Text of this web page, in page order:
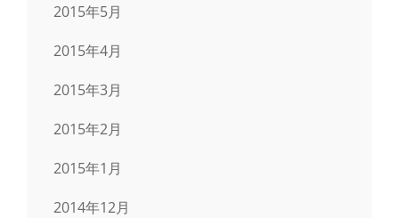
2015年5月
2015年4月
2015年3月
2015年2月
2015年1月
2014年12月